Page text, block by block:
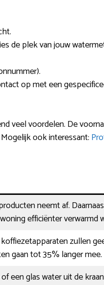
de plek van jouw
op met een
veel voordelen. De
ook interessant:
neemt af.
efficiënter verwarmd
zullen
gaan tot 35% langer mee.
een glas water uit de